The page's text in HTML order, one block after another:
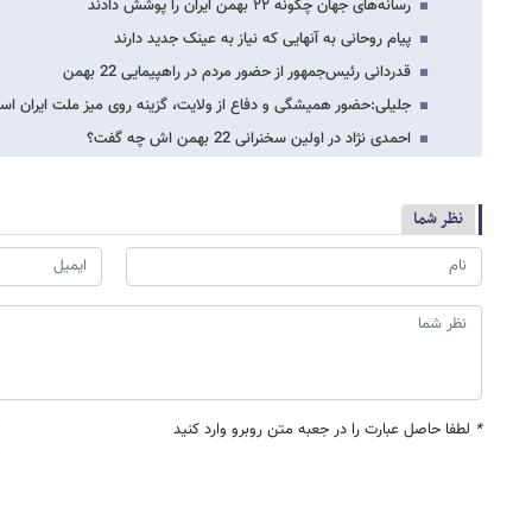
رسانه‌های جهان چگونه ۲۲ بهمن ایران را پوشش دادند
پیام روحانی به آنهایی که نیاز به عینک جدید دارند
قدردانی رئیس‌جمهور از حضور مردم در راهپیمایی 22 بهمن
جلیلی:حضور همیشگی و دفاع از ولایت،‌ گزینه روی میز ملت ایران
احمدی نژاد در اولین سخنرانی 22 بهمن اش چه گفت؟
نظر شما
* لطفا حاصل عبارت را در جعبه متن روبرو وارد کنید